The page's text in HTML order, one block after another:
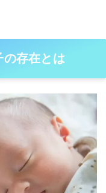
の存在とは